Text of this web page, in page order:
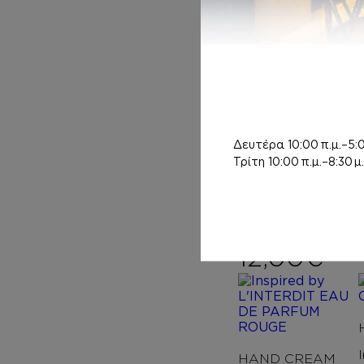
12,00€
HAND CREAM
Δευτέρα 10:00
Τρίτη 10:00 π.μ.–8:30